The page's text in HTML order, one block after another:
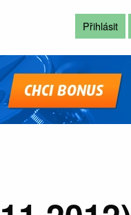
Přihlásit